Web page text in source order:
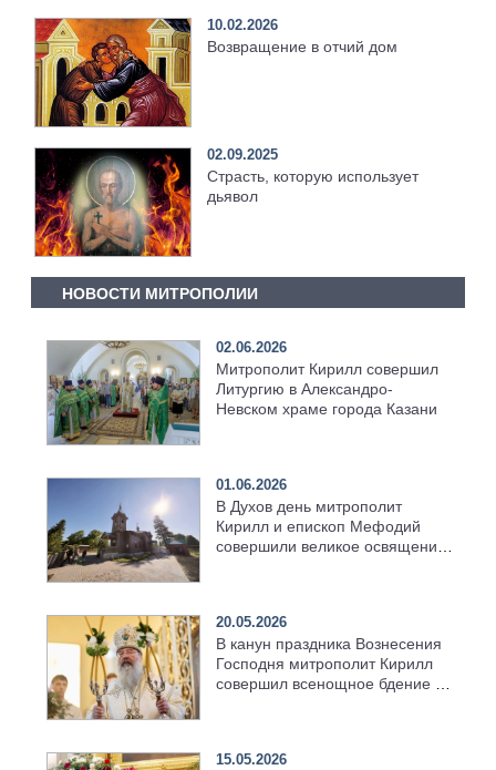
10.02.2026
Возвращение в отчий дом
02.09.2025
Страсть, которую использует
дьявол
НОВОСТИ МИТРОПОЛИИ
02.06.2026
Митрополит Кирилл совершил
Литургию в Александро-
Невском храме города Казани
01.06.2026
В Духов день митрополит
Кирилл и епископ Мефодий
совершили великое освящение
20.05.2026
В канун праздника Вознесения
Господня митрополит Кирилл
совершил всенощное бдение в
15.05.2026